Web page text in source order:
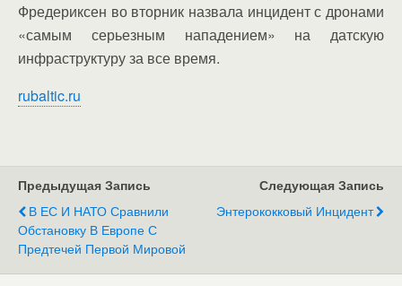
Фредериксен во вторник назвала инцидент с дронами
«самым серьезным нападением» на датскую
инфраструктуру за все время.
rubaltic.ru
Предыдущая Запись
В ЕС И НАТО Сравнили
Обстановку В Европе С
Предтечей Первой Мировой
Следующая Запись
Энтерококковый Инцидент